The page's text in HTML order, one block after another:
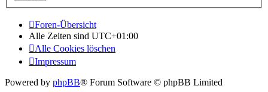
Foren-Übersicht
Alle Zeiten sind UTC+01:00
Alle Cookies löschen
Impressum
Powered by phpBB® Forum Software © phpBB Limited